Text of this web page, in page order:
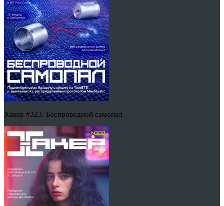
Хакер #323. Беспроводной самопал